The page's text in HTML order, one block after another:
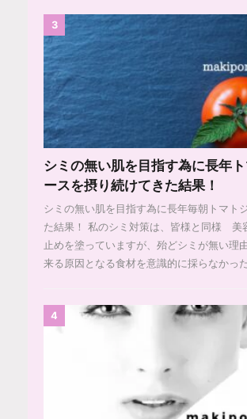
3
シミの無い肌を目指す為に長年
ースを摂り続けてきた結果！
シミの無い肌を目指す為に長年毎朝トマト
た結果！ 私のシミ対策は、皆様と同様 美
止めを塗っていますが、殆どシミが無い理
来る原因となる食材を意識的に採らなかっ
4